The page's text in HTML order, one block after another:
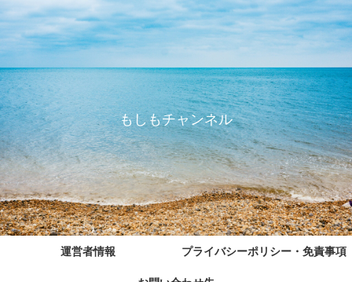
もしもチャンネル
運営者情報 プライバシーポリシー・免責事項